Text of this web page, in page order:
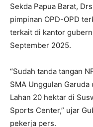
Sekda Papua Barat,
pimpinan OPD-OPD
terkait di kantor
September 2025.
“Sudah tanda tangan
SMA Unggulan
Lahan 20 hektar di
Sports Center,” ujar
pekerja pers.